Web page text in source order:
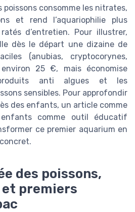
poissons consomme les nitrates,
et rend l’aquariophilie plus
d’entretien. Pour illustrer,
dès le départ une dizaine de
(anubias, cryptocorynes,
environ 25 €, mais économise
anti algues et les
sensibles. Pour approfondir
des enfants, un article comme
enfants comme outil éducatif
ce premier aquarium en
des poissons,
premiers